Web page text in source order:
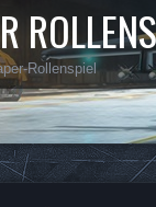
Rollenspiel